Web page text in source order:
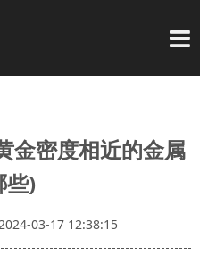
导
金密度相近的金属
些)
03-17 12:38:15